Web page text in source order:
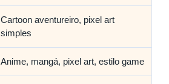
Cartoon aventureiro, pixel art
simples
Anime, mangá, pixel art, estilo game